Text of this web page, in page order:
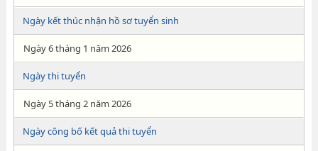
Ngày kết thúc nhận hồ sơ tuyển sinh
Ngày 6 tháng 1 năm 2026
Ngày thi tuyển
Ngày 5 tháng 2 năm 2026
Ngày công bố kết quả thi tuyển